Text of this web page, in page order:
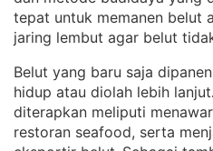
tepat untuk memanen belut
jaring lembut agar belut
Belut yang baru saja
hidup atau diolah lebih lanjut.
diterapkan meliputi
restoran seafood, serta